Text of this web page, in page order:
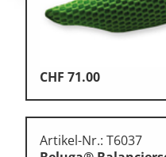
CHF 71.00
Artikel-Nr.: T6037